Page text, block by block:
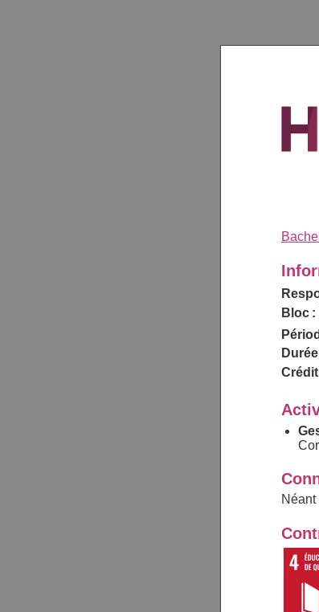
Bloc :
Néant